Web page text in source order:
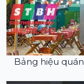
Bảng hiệu